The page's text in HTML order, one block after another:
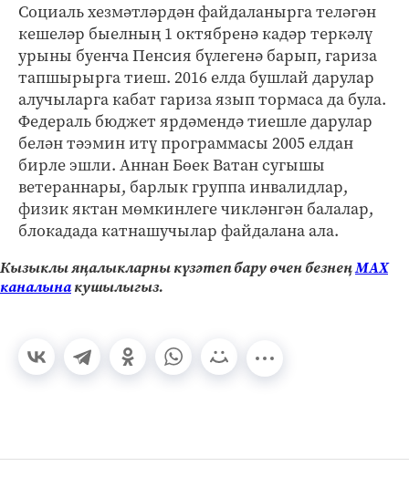
Социаль хезмәтләрдән файдаланырга теләгән
кешеләр быелның 1 октябренә кадәр теркәлү
урыны буенча Пенсия бүлегенә барып, гариза
тапшырырга тиеш. 2016 елда бушлай дарулар
алучыларга кабат гариза язып тормаса да була.
Федераль бюджет ярдәмендә тиешле дарулар
белән тәэмин итү программасы 2005 елдан
бирле эшли. Аннан Бөек Ватан сугышы
ветераннары, барлык группа инвалидлар,
физик яктан мөмкинлеге чикләнгән балалар,
блокадада катнашучылар файдалана ала.
Кызыклы яңалыкларны күзәтеп бару өчен безнеңМАХ
каналынакушылыгыз.